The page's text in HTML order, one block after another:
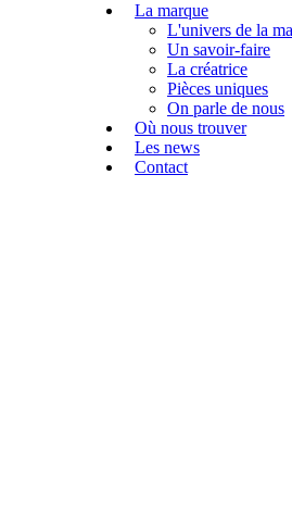
La marque
L'univers de la
Un savoir-faire
La créatrice
Pièces uniques
On parle de nous
Où nous trouver
Les news
Contact